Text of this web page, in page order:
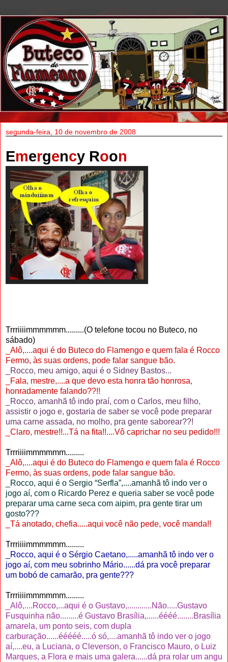
segunda-feira, 10 de novembro de 2008
Emergency Roon
Trrriiiimmmmmm.........(O telefone tocou no Buteco, no
sábado)
_Alô,....aqui é do Buteco do Flamengo e quem fala é Rocco
Fermo, às suas ordens, pode falar sangue bão.
_Rocco, meu amigo, aqui é o Sidney Bastos...
_Fala, mestre,....a que devo esta honra tão honrosa,
honradamente falando??!!
_Rocco, amanhã tô indo praí, com o Carlos, meu filho,
assistir o jogo e, gostaria de saber se você pode preparar
uma carne assada, no molho, pra gente saborear??!
_Claro, mestre!!...Tá na fita!!....Vô caprichar no seu pedido!!!
Trrriiiimmmmmm.........
_Alô,....aqui é do Buteco do Flamengo e quem fala é Rocco
Fermo, às suas ordens, pode falar sangue bão.
_Rocco, aqui é o Sergio “Serfla”,....amanhã tô indo ver o
jogo aí, com o Ricardo Perez e queria saber se você pode
preparar uma carne seca com aipim, pra gente tirar um
gosto???
_Tá anotado, chefia.....aqui você não pede, você manda!!
Trrriiiimmmmmm.........
_Rocco, aqui é o Sérgio Caetano,.....amanhã tô indo ver o
jogo aí, com meu sobrinho Mário......dá pra você preparar
um bobó de camarão, pra gente???
Trrriiiimmmmmm.........
_Alô,....Rocco,...aqui é o Gustavo,............Não.....Gustavo
Fusquinha não.........é Gustavo Brasília,......éééé........Brasília
amarela, um ponto seis, com dupla
carburação......ééééé.....ó só,....amanhã tô indo ver o jogo
aí,....eu, a Luciana, o Cleverson, o Francisco Mauro, o Luiz
Marques, a Flora e mais uma galera......dá pra rolar um angu